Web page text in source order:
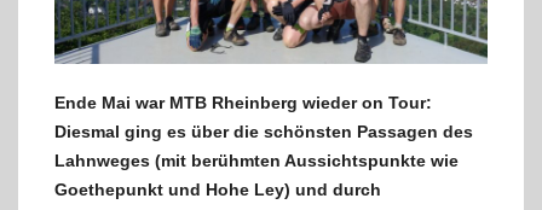
Ende Mai war MTB Rheinberg wieder on Tour:
Diesmal ging es über die schönsten Passagen des
Lahnweges (mit berühmten Aussichtspunkte wie
Goethepunkt und Hohe Ley) und durch